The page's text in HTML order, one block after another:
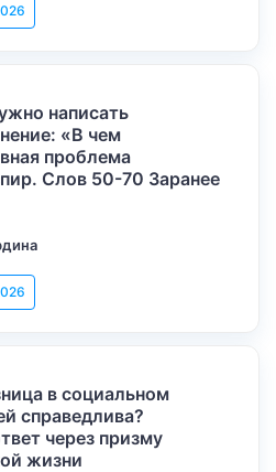
написать
«В чем
проблема
Слов 50-70 Заранее
в социальном
справедлива?
через призму
жизни